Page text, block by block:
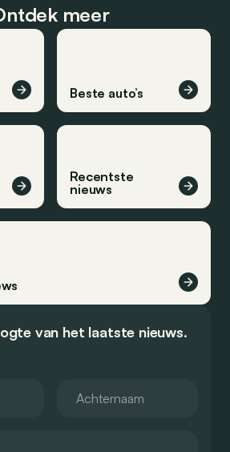
meer
Beste auto’s
Recentste
nieuws
van het laatste nieuws.